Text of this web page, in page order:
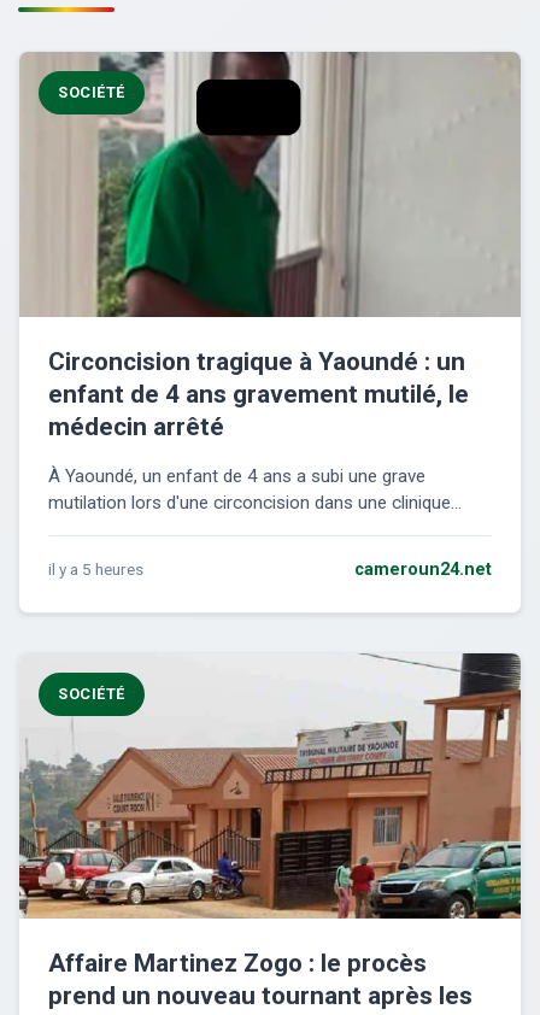
SOCIÉTÉ
Circoncision tragique à Yaoundé : un
enfant de 4 ans gravement mutilé, le
médecin arrêté
À Yaoundé, un enfant de 4 ans a subi une grave
mutilation lors d'une circoncision dans une clinique...
il y a 5 heures cameroun24.net
SOCIÉTÉ
Affaire Martinez Zogo : le procès
prend un nouveau tournant après les